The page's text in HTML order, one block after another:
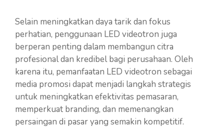
Selain meningkatkan daya tarik dan fokus
perhatian, penggunaan LED videotron juga
berperan penting dalam membangun citra
profesional dan kredibel bagi perusahaan. Oleh
karena itu, pemanfaatan LED videotron sebagai
media promosi dapat menjadi langkah strategis
untuk meningkatkan efektivitas pemasaran,
memperkuat branding, dan memenangkan
persaingan di pasar yang semakin kompetitif.